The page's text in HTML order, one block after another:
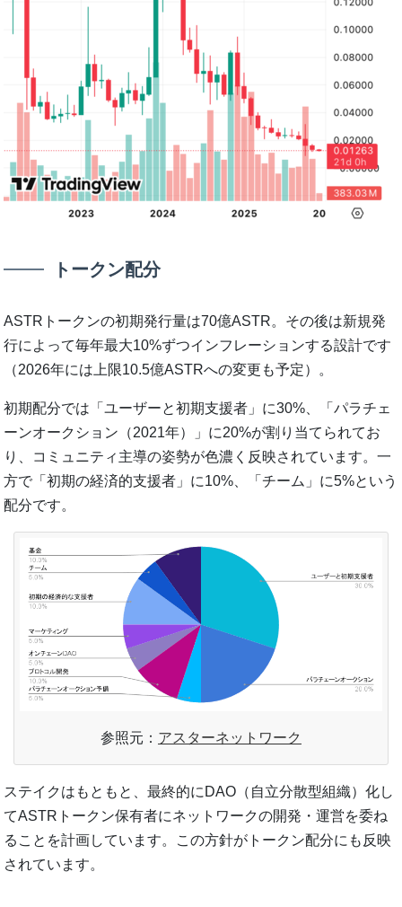
トークン配分
ASTRトークンの初期発行量は70億ASTR。その後は新規発
行によって毎年最大10%ずつインフレーションする設計です
（2026年には上限10.5億ASTRへの変更も予定）。
初期配分では「ユーザーと初期支援者」に30%、「パラチェ
ーンオークション（2021年）」に20%が割り当てられてお
り、コミュニティ主導の姿勢が色濃く反映されています。一
方で「初期の経済的支援者」に10%、「チーム」に5%という
配分です。
参照元： アスターネットワーク
ステイクはもともと、最終的にDAO（自立分散型組織）化し
てASTRトークン保有者にネットワークの開発・運営を委ね
ることを計画しています。この方針がトークン配分にも反映
されています。